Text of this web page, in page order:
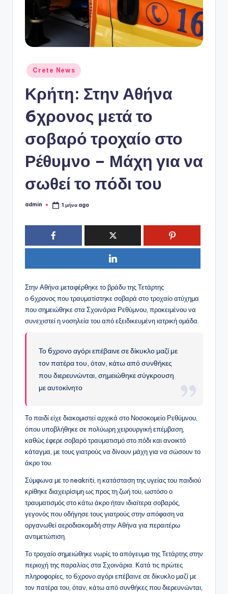
o
Αναρτήθηκε
σε
Crete News
Κρήτη: Στην Αθήνα
6χρονος μετά το
σοβαρό τροχαίο στο
Ρέθυμνο – Μάχη για να
σωθεί το πόδι του
Συγγραφέας:
admin 1 μήνα ago
Στην Αθήνα μεταφέρθηκε το βράδυ της Τετάρτης
ο 6χρονος που τραυματίστηκε σοβαρά στο τροχαίο ατύχημα
που σημειώθηκε στα Σχοινάρια Ρεθύμνου, προκειμένου να
συνεχιστεί η νοσηλεία του από εξειδικευμένη ιατρική ομάδα.
Το 6χρονο αγόρι επέβαινε σε δίκυκλο μαζί με
τον πατέρα του, όταν, κάτω από συνθήκες
που διερευνώνται, σημειώθηκε σύγκρουση
με αυτοκίνητο
Το παιδί είχε διακομιστεί αρχικά στο Νοσοκομείο Ρεθύμνου,
όπου υποβλήθηκε σε πολύωρη χειρουργική επέμβαση,
καθώς έφερε σοβαρό τραυματισμό στο πόδι και ανοικτό
κάταγμα, με τους γιατρούς να δίνουν μάχη για να σώσουν το
άκρο του.
Σύμφωνα με το neakriti, η κατάσταση της υγείας του παιδιού
κρίθηκε διαχειρίσιμη ως προς τη ζωή του, ωστόσο ο
τραυματισμός στο κάτω άκρο ήταν ιδιαίτερα σοβαρός,
γεγονός που οδήγησε τους γιατρούς στην απόφαση να
οργανωθεί αεροδιακομιδή στην Αθήνα για περαιτέρω
αντιμετώπιση.
Το τροχαίο σημειώθηκε νωρίς το απόγευμα της Τετάρτης στην
περιοχή της παραλίας στα Σχοινάρια. Κατά τις πρώτες
πληροφορίες, το 6χρονο αγόρι επέβαινε σε δίκυκλο μαζί με
τον πατέρα του, όταν, κάτω από συνθήκες που διερευνώνται,